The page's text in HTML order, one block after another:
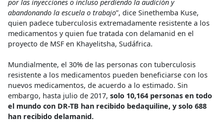
por las inyecciones o incluso perdiendo la audición y
abandonando la escuela o trabajo”, dice Sinethemba Kuse,
quien padece tuberculosis extremadamente resistente a los
medicamentos y quien fue tratada con delamanid en el
proyecto de MSF en Khayelitsha, Sudáfrica.
Mundialmente, el 30% de las personas con tuberculosis
resistente a los medicamentos pueden beneficiarse con los
nuevos medicamentos, de acuerdo a lo estimado. Sin
embargo, hasta julio de 2017, solo 10,164 personas en todo
el mundo con DR-TB han recibido bedaquiline, y solo 688
han recibido delamanid.